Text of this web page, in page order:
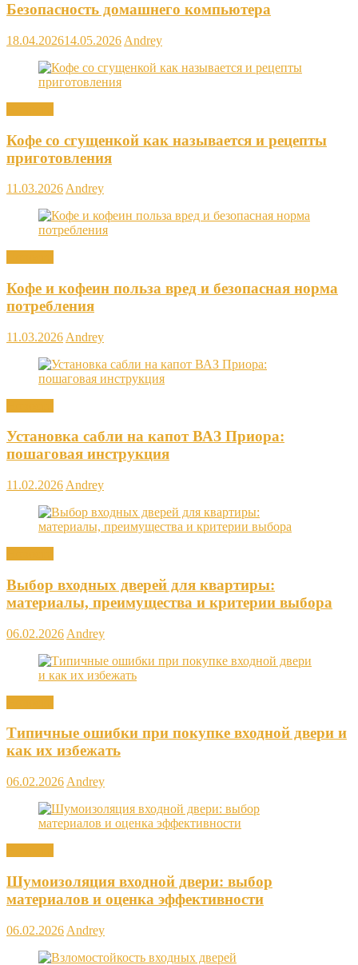
Безопасность домашнего компьютера
18.04.202614.05.2026 Andrey
Кофе со сгущенкой как называется и рецепты
приготовления
11.03.2026 Andrey
Кофе и кофеин польза вред и безопасная норма
потребления
11.03.2026 Andrey
Установка сабли на капот ВАЗ Приора:
пошаговая инструкция
11.02.2026 Andrey
Выбор входных дверей для квартиры:
материалы, преимущества и критерии выбора
06.02.2026 Andrey
Типичные ошибки при покупке входной двери и
как их избежать
06.02.2026 Andrey
Шумоизоляция входной двери: выбор
материалов и оценка эффективности
06.02.2026 Andrey